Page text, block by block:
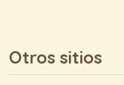
Otros sitios